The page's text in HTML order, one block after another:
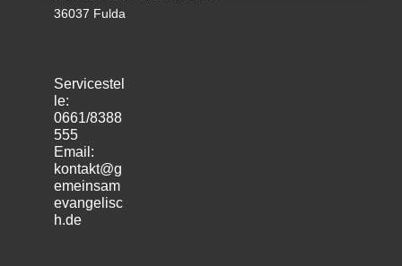
36037 Fulda
Servicestel
le:
0661/8388
555
Email:
kontakt@g
emeinsam
evangelisc
h.de